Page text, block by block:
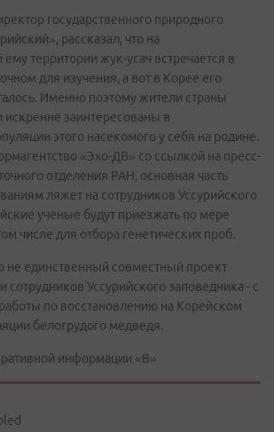
государственного природного
рассказал, что на
территории жук-усач встречается в
для изучения, а вот в Корее его
Именно поэтому жители страны
искренне заинтересованы в
этого насекомого у себя на родине.
«Эхо-ДВ» со ссылкой на пресс-
отделения РАН, основная часть
ляжет на сотрудников Уссурийского
ученые будут приезжать по мере
числе для отбора генетических проб.
не единственный совместный проект
сотрудников Уссурийского заповедника - с
по восстановлению на Корейском
белогрудого медведя.
информации «В»